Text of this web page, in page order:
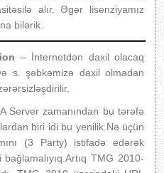
alır. Əgər lisenziyamız
bilərik.
– İnternetdən daxil olacaq
s. şəbkəmizə daxil olmadan
Server zamanından bu tərəfə
biri idi bu yenilik.Nə üçün
(3 Party) istifadə edərək
TMG 2010-